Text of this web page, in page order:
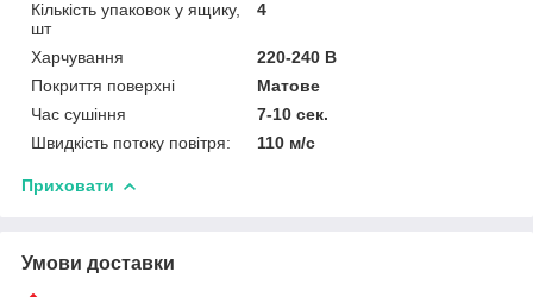
Кількість упаковок у ящику,
шт
4
Харчування
220-240 В
Покриття поверхні
Матове
Час сушіння
7-10 сек.
Швидкість потоку повітря:
110 м/с
Приховати
Умови доставки